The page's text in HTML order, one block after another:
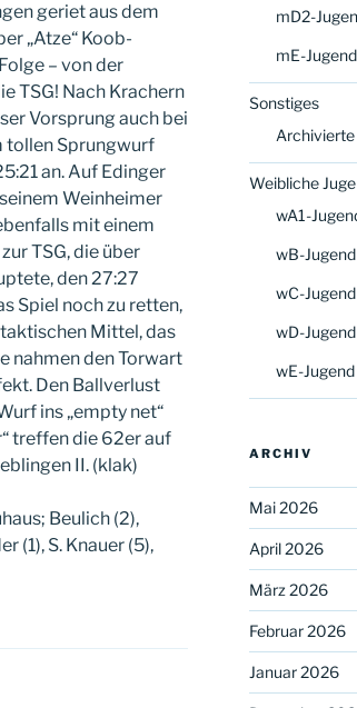
geriet aus dem
„Atze“ Koob-
– von der
TSG! Nach Krachern
Vorsprung auch bei
tollen Sprungwurf
an. Auf Edinger
Weinheimer
mit einem
TSG, die über
den 27:27
Spiel noch zu retten,
Mittel, das
nahmen den Torwart
Den Ballverlust
ins „empty net“
treffen die 62er auf
II. (klak)
Beulich (2),
(1), S. Knauer (5),
mD2-
mE-Jugend
Sonstiges
Weibliche
wA1-
wB-Jugend
wC-Jugend
wD-Jugend
wE-Jugend
ARCHIV
Mai 2026
April 2026
März 2026
Februar 2026
Januar 2026